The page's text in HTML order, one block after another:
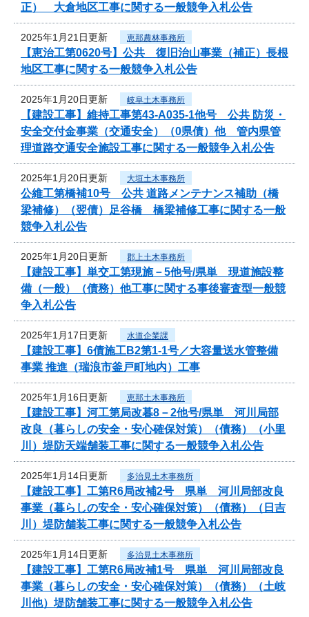
正） 大倉地区工事に関する一般競争入札公告
2025年1月21日更新 恵那農林事務所
【恵治工第0620号】公共 復旧治山事業（補正）長根
地区工事に関する一般競争入札公告
2025年1月20日更新 岐阜土木事務所
【建設工事】維持工事第43-A035-1他号 公共 防災・
安全交付金事業（交通安全）（0県債）他 管内県管
理道路交通安全施設工事に関する一般競争入札公告
2025年1月20日更新 大垣土木事務所
公維工第橋補10号 公共 道路メンテナンス補助（橋
梁補修）（翌債）足谷橋 橋梁補修工事に関する一般
競争入札公告
2025年1月20日更新 郡上土木事務所
【建設工事】単交工第現施－5他号/県単 現道施設整
備（一般）（債務）他工事に関する事後審査型一般競
争入札公告
2025年1月17日更新 水道企業課
【建設工事】6債施工B2第1-1号／大容量送水管整備
事業 推進（瑞浪市釜戸町地内）工事
2025年1月16日更新 恵那土木事務所
【建設工事】河工第局改暮8－2他号/県単 河川局部
改良（暮らしの安全・安心確保対策）（債務）（小里
川）堤防天端舗装工事に関する一般競争入札公告
2025年1月14日更新 多治見土木事務所
【建設工事】工第R6局改補2号 県単 河川局部改良
事業（暮らしの安全・安心確保対策）（債務）（日吉
川）堤防舗装工事に関する一般競争入札公告
2025年1月14日更新 多治見土木事務所
【建設工事】工第R6局改補1号 県単 河川局部改良
事業（暮らしの安全・安心確保対策）（債務）（土岐
川他）堤防舗装工事に関する一般競争入札公告